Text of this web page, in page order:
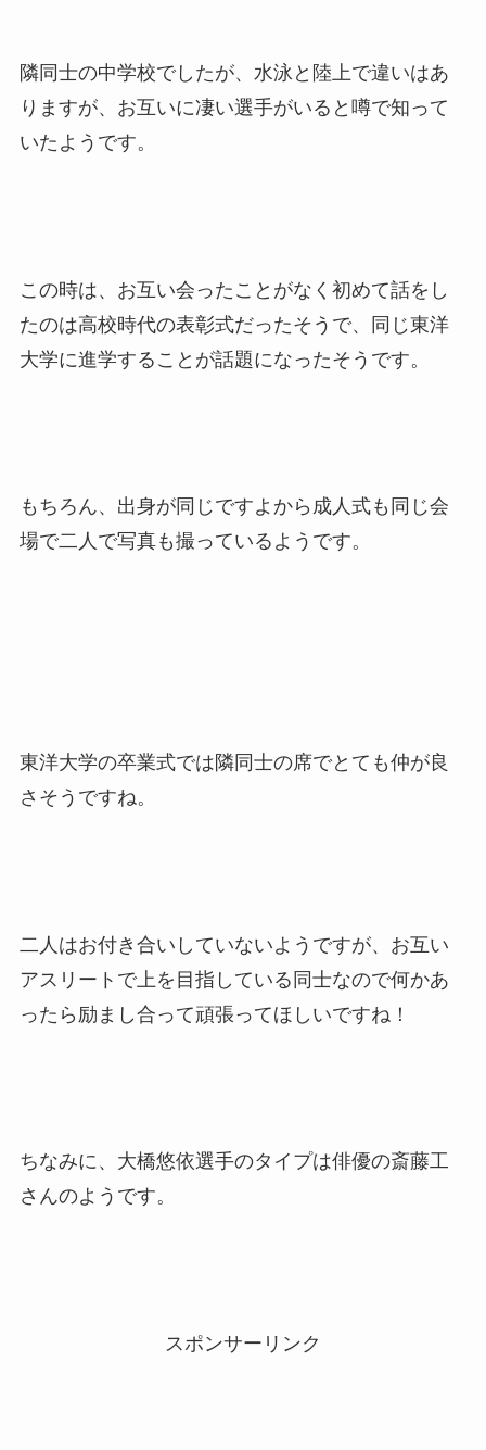
隣同士の中学校でしたが、水泳と陸上で違いはあ
りますが、お互いに凄い選手がいると噂で知って
いたようです。
この時は、お互い会ったことがなく初めて話をし
たのは高校時代の表彰式だったそうで、同じ東洋
大学に進学することが話題になったそうです。
もちろん、出身が同じですよから成人式も同じ会
場で二人で写真も撮っているようです。
東洋大学の卒業式では隣同士の席でとても仲が良
さそうですね。
二人はお付き合いしていないようですが、お互い
アスリートで上を目指している同士なので何かあ
ったら励まし合って頑張ってほしいですね！
ちなみに、大橋悠依選手のタイプは俳優の斎藤工
さんのようです。
スポンサーリンク